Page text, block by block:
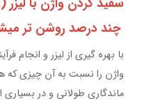
چند درصد روشن تر
واژن را نسبت به آن چیزی
ماندگاری طولانی و در بسیاری